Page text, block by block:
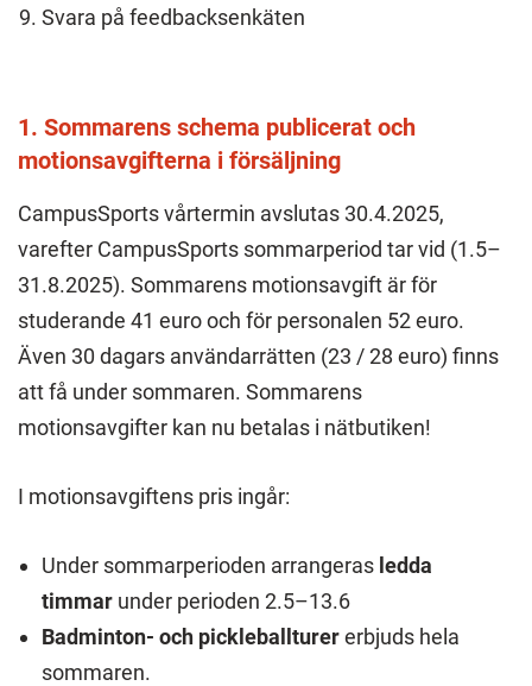
Svara på feedbacksenkäten
1. Sommarens schema publicerat och
motionsavgifterna i försäljning
CampusSports vårtermin avslutas 30.4.2025,
varefter CampusSports sommarperiod tar vid (1.5–
31.8.2025). Sommarens motionsavgift är för
studerande 41 euro och för personalen 52 euro.
Även 30 dagars användarrätten (23 / 28 euro) finns
att få under sommaren. Sommarens
motionsavgifter kan nu betalas i nätbutiken!
I motionsavgiftens pris ingår:
Under sommarperioden arrangeras ledda
timmar under perioden 2.5–13.6
Badminton- och pickleballturererbjuds hela
sommaren.